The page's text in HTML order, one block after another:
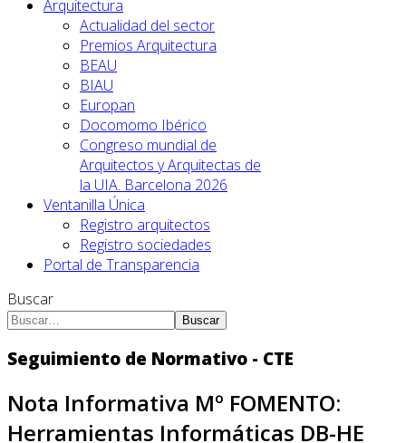
Arquitectura
Actualidad del sector
Premios Arquitectura
BEAU
BIAU
Europan
Docomomo Ibérico
Congreso mundial de
Arquitectos y Arquitectas de
la UIA. Barcelona 2026
Ventanilla Única
Registro arquitectos
Registro sociedades
Portal de Transparencia
Buscar
Buscar
Seguimiento de Normativo - CTE
Nota Informativa Mº FOMENTO:
Herramientas Informáticas DB-HE